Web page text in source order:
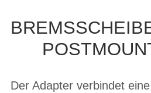
Der Adapter verbindet